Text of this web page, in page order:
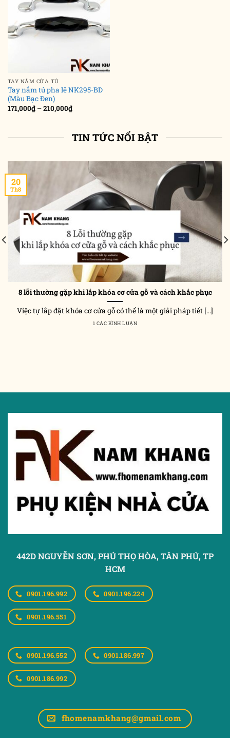
TAY NẮM CỬA TỦ
Tay nắm tủ pha lê NK295-BD
(Màu Bạc Đen)
171,000₫ –210,000₫Khoảng
giá:
đến
210,000₫
TIN TỨC NỔI BẬT
8 lỗi thường gặp khi lắp khóa cơ cửa gỗ và cách khắc phục
Việc tự lắp đặt khóa cơ cửa gỗ có thể là một giải pháp tiết [...]
1 CÁC BÌNH LUẬN
20
Th8
442D NGUYỄN SƠN, PHÚ THỌ HÒA,TÂN PHÚ, TP
HCM
0901.196.992 0901.196.224
0901.196.551
0901.196.552 0901.186.997
0901.186.992
fhomenamkhang@gmail.com